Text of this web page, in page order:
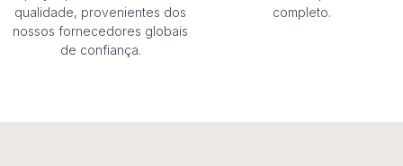
qualidade, provenientes dos
nossos fornecedores globais
de confiança.
completo.